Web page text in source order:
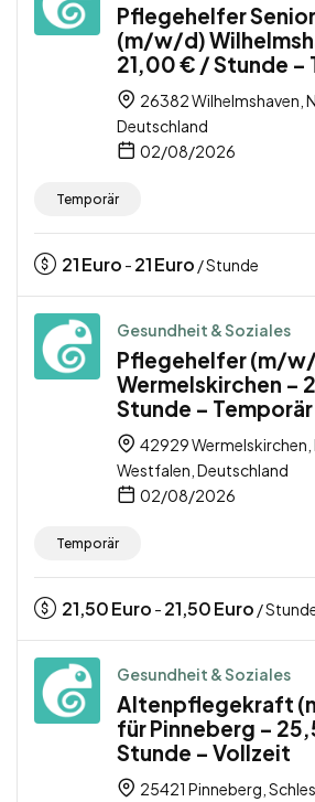
Pflegehelfer
(m/w/d)
21,00 € / Stunde –
26382 Wilhelmshaven,
Deutschland
02/08/2026
Temporär
21Euro - 21Euro / Stunde
Gesundheit & Soziales
Pflegehelfer (m/
Wermelskirchen –
Stunde – Temporär
42929
Westfalen, Deutschland
02/08/2026
Temporär
21,50Euro - 21,50Euro /
Gesundheit & Soziales
Altenpflegekraft
für Pinneberg –
Stunde – Vollzeit
25421 Pinneberg,